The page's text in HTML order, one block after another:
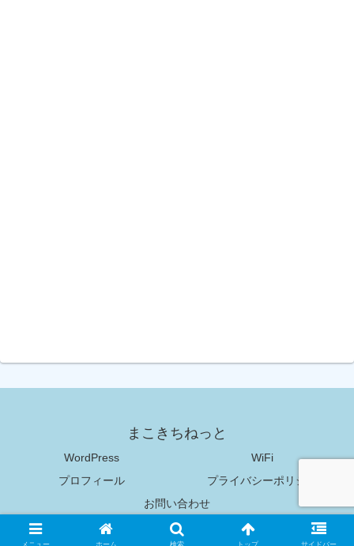
まこきちねっと
WordPress
WiFi
プロフィール
プライバシーポリシー
お問い合わせ
Copyright © 2018-2026 まこきちねっと All Rights Reserved.
メニュー ホーム 検索 トップ サイドバー